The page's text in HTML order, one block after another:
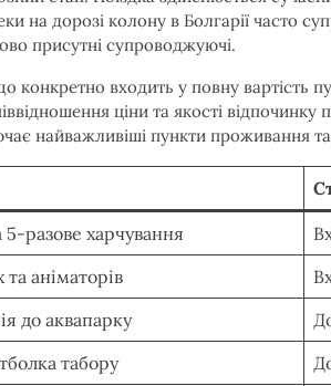
на дорозі колону в Болгарії часто
присутні супроводжуючі.
конкретно входить у повну вартість
ціни та якості
найважливіші пункти проживання
разове харчування
аніматорів
до аквапарку
табору